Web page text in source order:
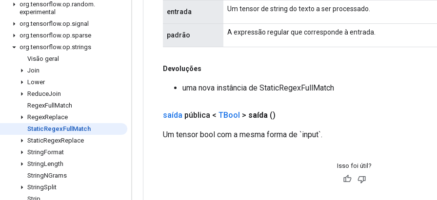
org.tensorflow.op.random.
experimental
org.tensorflow.op.signal
org.tensorflow.op.sparse
org.tensorflow.op.strings
Visão geral
Join
Lower
ReduceJoin
RegexFull Match
RegexReplace
StaticRegexFull Match
StaticRegexReplace
StringFormat
StringLength
StringNGrams
StringSplit
entrada Um tensor de string do texto a ser processado.
padrão A expressão regular que corresponde à entrada.
Devoluções
uma nova instância de StaticRegexFullMatch
saída pública < TBool > saída ()
Um tensor bool com a mesma forma de `input`.
Isso foi útil?